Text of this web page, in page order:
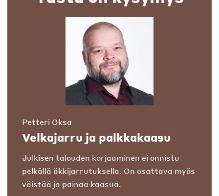
Petteri Oksa
Velkajarru ja palkkakaasu
Julkisen talouden korjaaminen ei onnistu
pelkällä äkkijarrutuksella. On osattava myös
väistää ja painaa kaasua.